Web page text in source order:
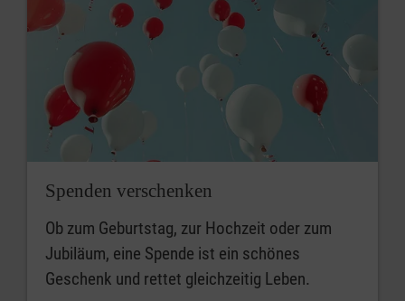
Spenden verschenken
Ob zum Geburtstag, zur Hochzeit oder zum
Jubiläum, eine Spende ist ein schönes
Geschenk und rettet gleichzeitig Leben.